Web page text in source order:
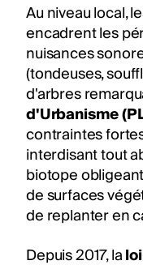
Au niveau local,
encadrent les
nuisances
(tondeuses,
d'arbres
d'Urbanisme
contraintes
interdisant tout
biotope
de surfaces
de replanter en
Depuis 2017, la